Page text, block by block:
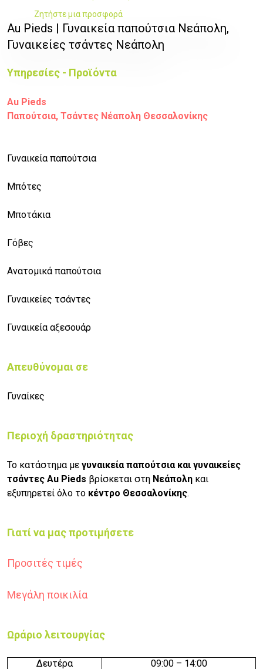
Ζητήστε μια προσφορά
Au Pieds | Γυναικεία παπούτσια Νεάπολη,
Γυναικείες τσάντες Νεάπολη
Υπηρεσίες - Προϊόντα
Au Pieds
Παπούτσια, Τσάντες Νέαπολη Θεσσαλονίκης
Γυναικεία παπούτσια
Μπότες
Μποτάκια
Γόβες
Ανατομικά παπούτσια
Γυναικείες τσάντες
Γυναικεία αξεσουάρ
Απευθύνομαι σε
Γυναίκες
Περιοχή δραστηριότητας
Το κατάστημα με γυναικεία παπούτσια και γυναικείες
τσάντες Au Pieds βρίσκεται στη Νεάπολη και
εξυπηρετεί όλο το κέντρο Θεσσαλονίκης.
Γιατί να μας προτιμήσετε
Προσιτές τιμές
Μεγάλη ποικιλία
Ωράριο λειτουργίας
Δευτέρα
09:00 – 14:00